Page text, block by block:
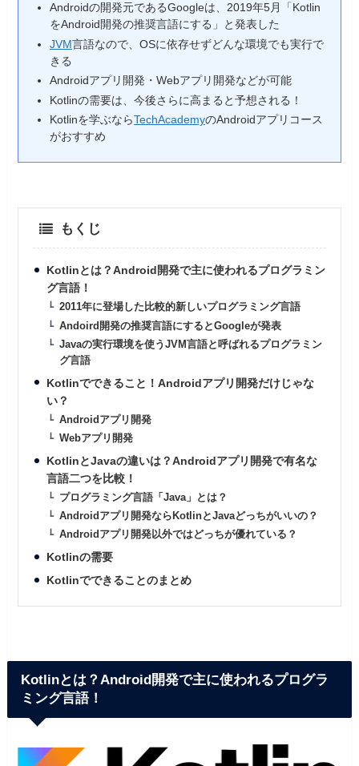
Androidの開発元であるGoogleは、2019年5月「Kotlin
をAndroid開発の推奨言語にする」と発表した
JVM言語なので、OSに依存せずどんな環境でも実行で
きる
Androidアプリ開発・Webアプリ開発などが可能
Kotlinの需要は、今後さらに高まると予想される！
Kotlinを学ぶならTechAcademyのAndroidアプリコース
がおすすめ
もくじ
Kotlinとは？Android開発で主に使われるプログラミン
グ言語！
2011年に登場した比較的新しいプログラミング言語
Andoird開発の推奨言語にするとGoogleが発表
Javaの実行環境を使うJVM言語と呼ばれるプログラミン
グ言語
Kotlinでできること！Androidアプリ開発だけじゃな
い？
Androidアプリ開発
Webアプリ開発
KotlinとJavaの違いは？Androidアプリ開発で有名な
言語二つを比較！
プログラミング言語「Java」とは？
Androidアプリ開発ならKotlinとJavaどっちがいいの？
Androidアプリ開発以外ではどっちが優れている？
Kotlinの需要
Kotlinでできることのまとめ
Kotlinとは？Android開発で主に使われるプログラ
ミング言語！